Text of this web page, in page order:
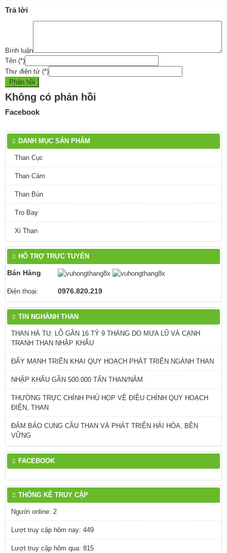
Trả lời
Bình luận
Tên (*)
Thư điện tử (*)
Không có phản hồi
Facebook
DANH MỤC SẢN PHẨM
Than Cục
Than Cám
Than Bùn
Tro Bay
Xi Than
HỖ TRỢ TRỰC TUYẾN
Bán Hàng
Điện thoại: 0976.820.219
TIN NGHÀNH THAN
THAN HÀ TU: LỖ GẦN 16 TỶ 9 THÁNG DO MƯA LŨ VÀ CẠNH
TRANH THAN NHẬP KHẨU
ĐẨY MẠNH TRIỂN KHAI QUY HOẠCH PHÁT TRIỂN NGÀNH THAN
NHẬP KHẨU GẦN 500.000 TẤN THAN/NĂM
THƯỜNG TRỰC CHÍNH PHỦ HỌP VỀ ĐIỀU CHỈNH QUY HOẠCH
ĐIỆN, THAN
ĐẢM BẢO CUNG CẦU THAN VÀ PHÁT TRIỂN HÀI HÒA, BỀN
VỮNG
FACEBOOK
THỐNG KÊ TRUY CẬP
Người online: 2
Lượt truy cập hôm nay: 449
Lượt truy cập hôm qua: 815